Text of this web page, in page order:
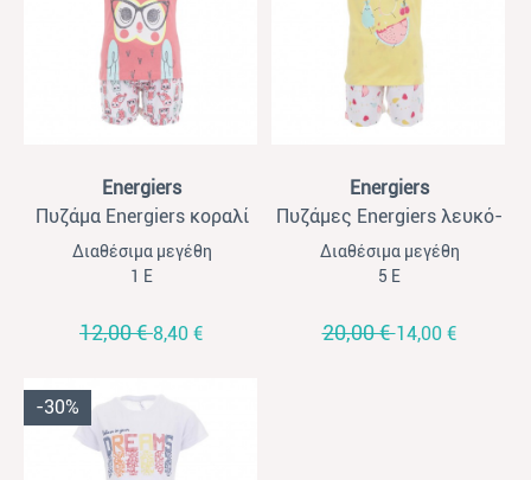
Energiers
Πυζάμα Energiers κοραλί
Διαθέσιμα μεγέθη
1 Ε
12,00 €8,40 €
Energiers
Πυζάμες Energiers λευκό-
κίτρινο 2σετ
Διαθέσιμα μεγέθη
5 Ε
20,00 €14,00 €
-30%